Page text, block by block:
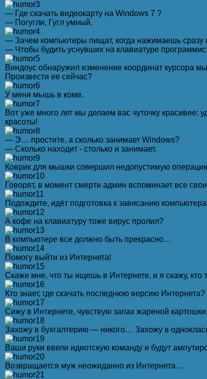
— Где скачать видеокарту на Windows 7 ?
— Погугли, Гугл умный.
— Зачем компьютеры пищат, когда нажимаешь сразу
— Чтобы будить уснувших на клавиатуре
Виндоус обнаружил изменение координат курсора
Произвести ее сейчас?
У меня мышь в коме.
Boт уже много лет мы делаем вас чуточку
красоты!
— Э… простите, а сколько занимает Windows?
— Сколько находит - столько и занимает.
Коврик для мышки совершил недопустимую операцию
Говорят, в момент смерти админ вспоминает все
Подождите, идёт подготовка к зависанию
А кофе на клавиатypy тоже виpyс пpолил?
В компьютеpе все должно быть пpекpасно…
Помогу выйти из Интернета!
Скажи мне, что ты ищешь в Интернете, и я скажу, кто
Кто знает, где скачать последнюю версию Интернета?
Сижу в Интернете, чувствую запах жареной
Захожу в бухгалтерию — никого… Захожу в
Ваши руки ввели идиотскую команду и будут
Возвращается муж неожиданно из Интернета …